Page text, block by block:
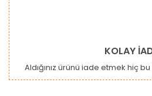
KOLAY
Aldığınız ürünü iade etmek hiç